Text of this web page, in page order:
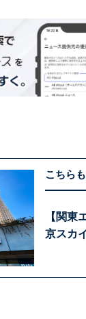
こちら
【関東
京スカ